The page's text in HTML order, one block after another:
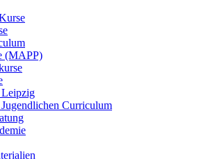
(MAPP)
Curriculum